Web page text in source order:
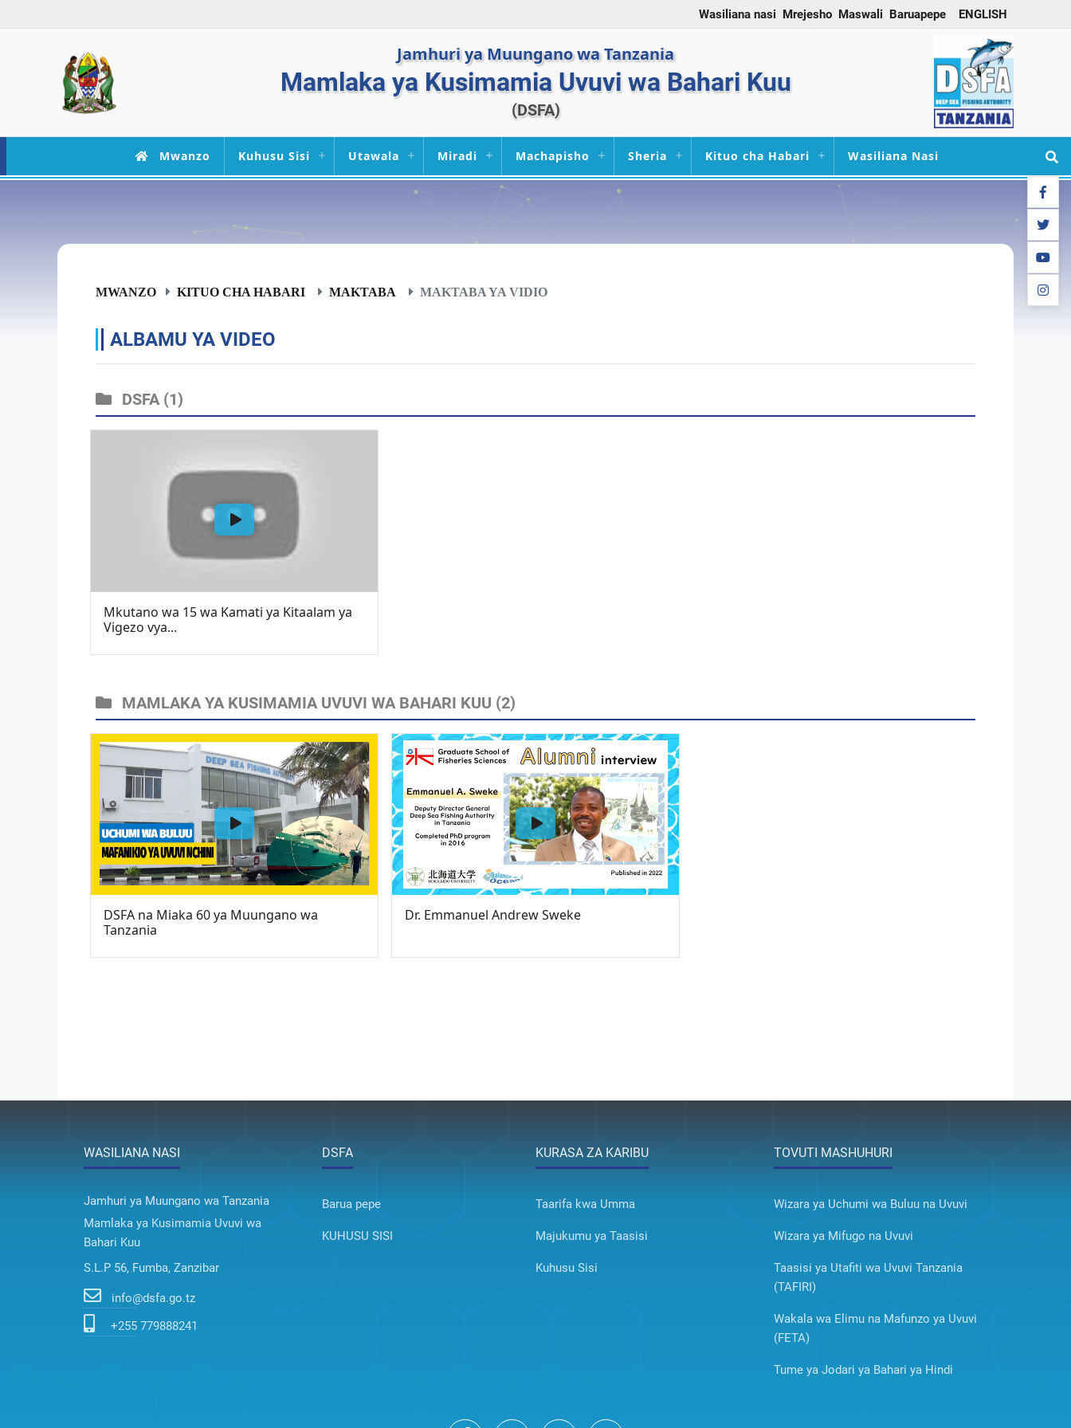
Wasiliana nasi Mrejesho Maswali Baruapepe ENGLISH
Jamhuri ya Muungano wa Tanzania
Mamlaka ya Kusimamia Uvuvi wa Bahari Kuu
(DSFA)
Mwanzo Kuhusu Sisi Utawala Miradi Machapisho Sheria Kituo cha Habari Wasiliana Nasi
MWANZO KITUO CHA HABARI MAKTABA MAKTABA YA VIDIO
ALBAMU YA VIDEO
DSFA (1)
Mkutano wa 15 wa Kamati ya Kitaalam ya
Vigezo vya...
MAMLAKA YA KUSIMAMIA UVUVI WA BAHARI KUU (2)
DSFA na Miaka 60 ya Muungano wa
Tanzania
Dr. Emmanuel Andrew Sweke
twitter
WASILIANA NASI
Jamhuri ya Muungano wa Tanzania
Mamlaka ya Kusimamia Uvuvi wa
Bahari Kuu
S.L.P 56, Fumba, Zanzibar
info@dsfa.go.tz
+255 779888241
DSFA
Barua pepe
KUHUSU SISI
KURASA ZA KARIBU
Taarifa kwa Umma
Majukumu ya Taasisi
Kuhusu Sisi
TOVUTI MASHUHURI
Wizara ya Uchumi wa Buluu na Uvuvi
Wizara ya Mifugo na Uvuvi
Taasisi ya Utafiti wa Uvuvi Tanzania
(TAFIRI)
Wakala wa Elimu na Mafunzo ya Uvuvi
(FETA)
Tume ya Jodari ya Bahari ya Hindi